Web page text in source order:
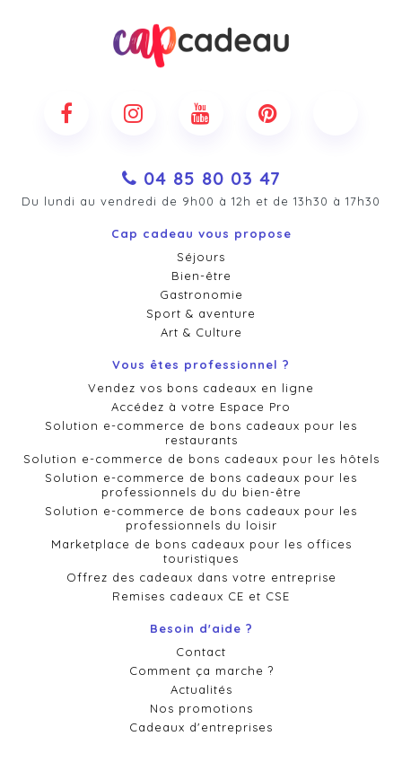
04 85 80 03 47
Du lundi au vendredi de 9h00 à 12h et de 13h30 à 17h30
Cap cadeau vous propose
Séjours
Bien-être
Gastronomie
Sport & aventure
Art & Culture
Vous êtes professionnel ?
Vendez vos bons cadeaux en ligne
Accédez à votre Espace Pro
Solution e-commerce de bons cadeaux pour les
restaurants
Solution e-commerce de bons cadeaux pour les hôtels
Solution e-commerce de bons cadeaux pour les
professionnels du du bien-être
Solution e-commerce de bons cadeaux pour les
professionnels du loisir
Marketplace de bons cadeaux pour les offices
touristiques
Offrez des cadeaux dans votre entreprise
Remises cadeaux CE et CSE
Besoin d'aide ?
Contact
Comment ça marche ?
Actualités
Nos promotions
Cadeaux d'entreprises